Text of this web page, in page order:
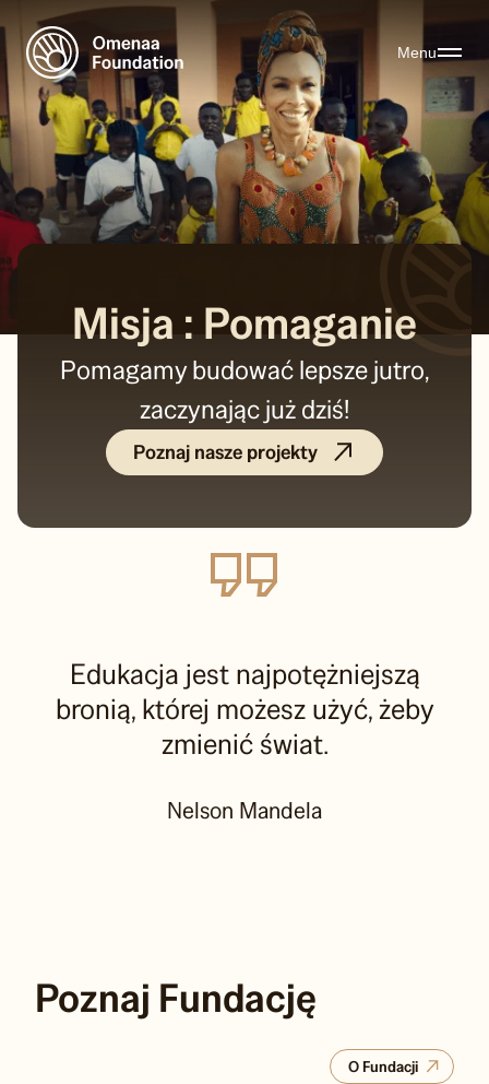
Menu
Misja : Pomaganie
Pomagamy budować lepsze jutro,
zaczynając już dziś!
Poznaj nasze projekty
Edukacja jest najpotężniejszą
bronią, której możesz użyć, żeby
zmienić świat.
Nelson Mandela
Poznaj Fundację
O Fundacji